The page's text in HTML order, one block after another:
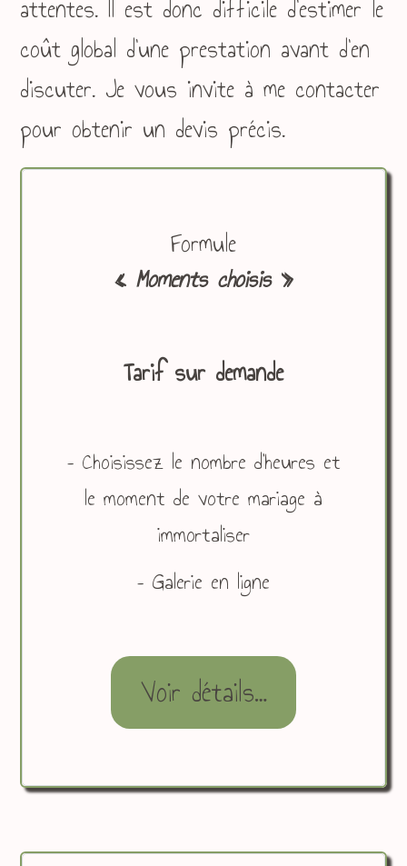
attentes. Il est donc difficile d’estimer le
coût global d’une prestation avant d’en
discuter. Je vous invite à me contacter
pour obtenir un devis précis.
Formule
« Moments choisis»
Tarif sur demande
– Choisissez le nombre d’heures et
le moment de votre mariage à
immortaliser
– Galerie en ligne
Voir détails…